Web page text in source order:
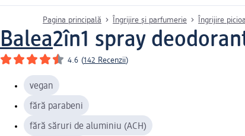
Pagina principală Îngrijire și parfumerie Îngrijire
Balea2în1 spray
4.6 (142 Recenzii)
vegan
fără parabeni
fără săruri de aluminiu (ACH)